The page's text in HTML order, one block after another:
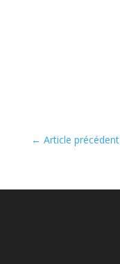
← Article précédent